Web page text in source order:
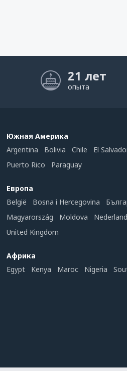
21 лет
опыта
Южная Америка
Argentina
Bolivia Chile El
Puerto Rico
Paraguay
Европа
België
Bosna i Hercegovina
Magyarország
Moldova Nederland
United Kingdom
Африка
Egypt
Kenya Maroc Nigeria